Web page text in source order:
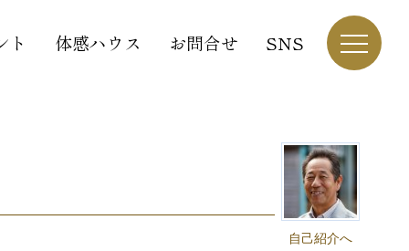
ト 体感ハウス お問合せ SNS
自己紹介へ